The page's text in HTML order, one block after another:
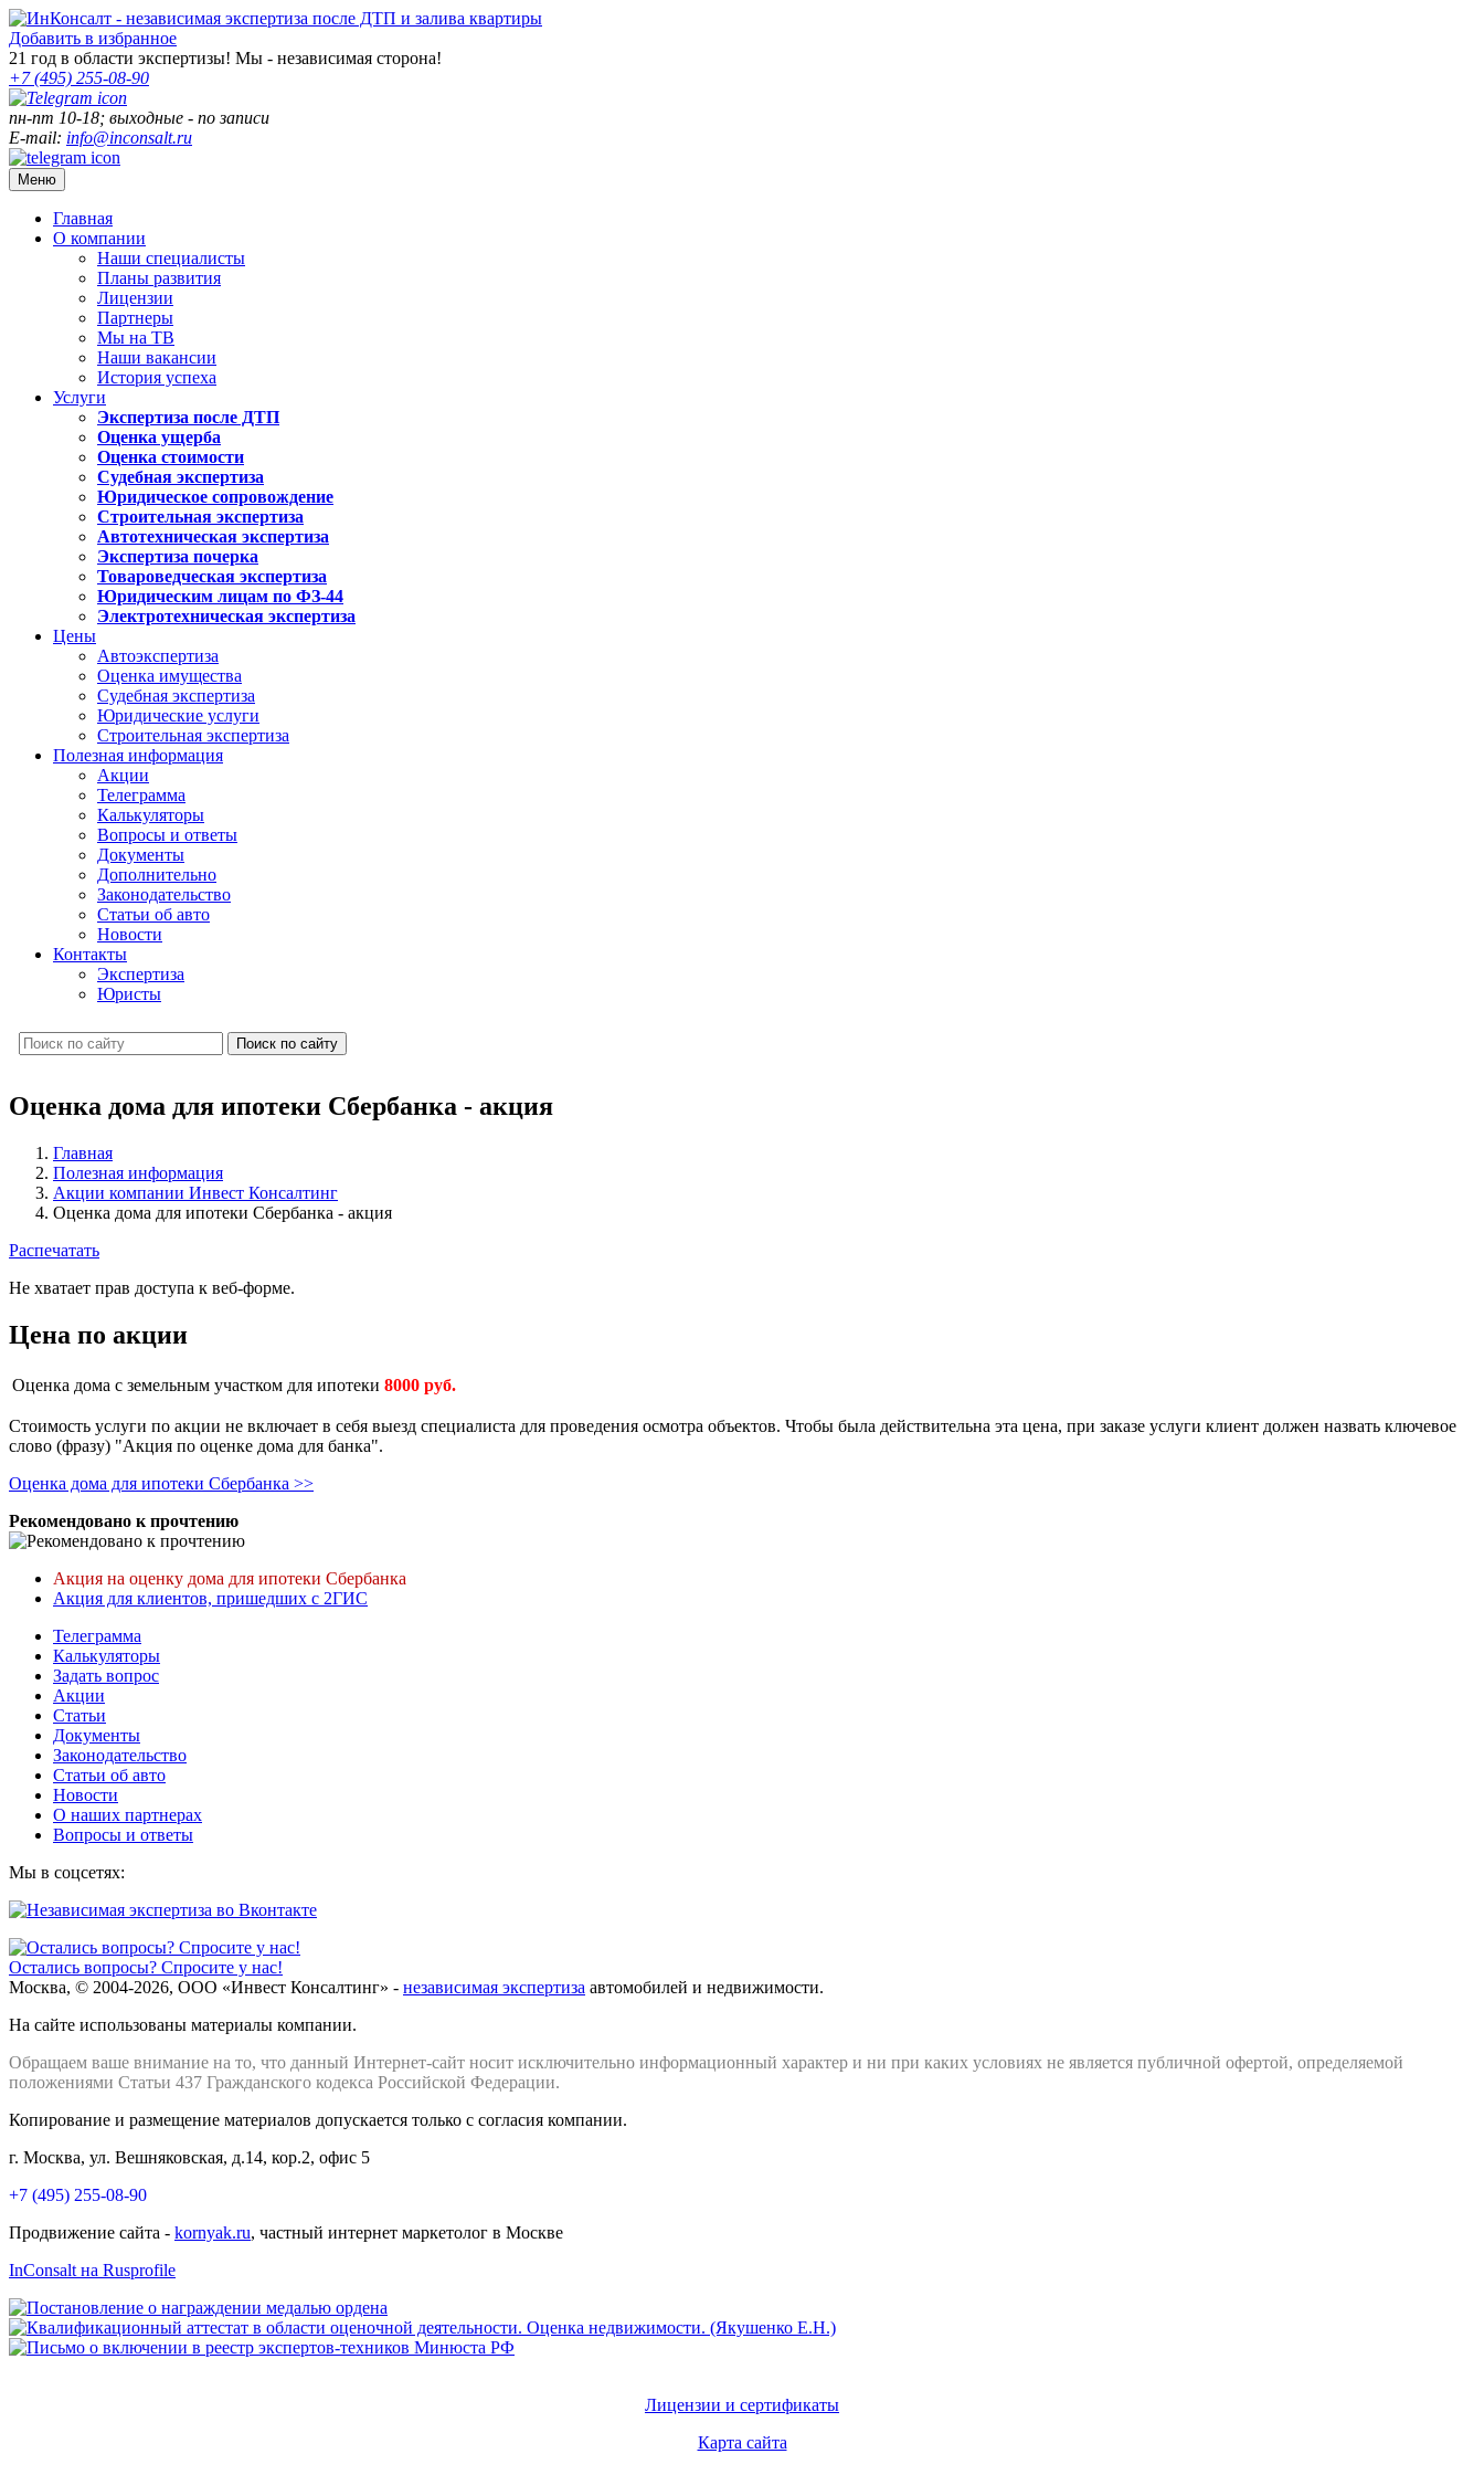
Добавить в избранное
21 год в области экспертизы! Мы - независимая сторона!
+7 (495) 255-08-90
пн-пт 10-18; выходные - по записи
E-mail: info@inconsalt.ru
Меню
Главная
О компании
Наши специалисты
Планы развития
Лицензии
Партнеры
Мы на ТВ
Наши вакансии
История успеха
Услуги
Экспертиза после ДТП
Оценка ущерба
Оценка стоимости
Судебная экспертиза
Юридическое сопровождение
Строительная экспертиза
Автотехническая экспертиза
Экспертиза почерка
Товароведческая экспертиза
Юридическим лицам по ФЗ-44
Электротехническая экспертиза
Цены
Автоэкспертиза
Оценка имущества
Судебная экспертиза
Юридические услуги
Строительная экспертиза
Полезная информация
Акции
Телеграмма
Калькуляторы
Вопросы и ответы
Документы
Дополнительно
Законодательство
Статьи об авто
Новости
Контакты
Экспертиза
Юристы
Поиск по сайту
Оценка дома для ипотеки Сбербанка - акция
Главная
Полезная информация
Акции компании Инвест Консалтинг
Оценка дома для ипотеки Сбербанка - акция
Распечатать
Не хватает прав доступа к веб-форме.
Цена по акции
Оценка дома с земельным участком для ипотеки 8000 руб.
Стоимость услуги по акции не включает в себя выезд специалиста для проведения осмотра объектов. Чтобы была действительна эта цена, при заказе услуги клиент должен назвать ключевое
слово (фразу) "Акция по оценке дома для банка".
Оценка дома для ипотеки Сбербанка >>
Рекомендовано к прочтению
Акция на оценку дома для ипотеки Сбербанка
Акция для клиентов, пришедших с 2ГИС
Телеграмма
Калькуляторы
Задать вопрос
Акции
Статьи
Документы
Законодательство
Статьи об авто
Новости
О наших партнерах
Вопросы и ответы
Мы в соцсетях:
Остались вопросы? Спросите у нас!
Москва, © 2004-2026, ООО «Инвест Консалтинг» - независимая экспертиза автомобилей и недвижимости.
На сайте использованы материалы компании.
Обращаем ваше внимание на то, что данный Интернет-сайт носит исключительно информационный характер и ни при каких условиях не является публичной офертой, определяемой
положениями Статьи 437 Гражданского кодекса Российской Федерации.
Копирование и размещение материалов допускается только с согласия компании.
г. Москва, ул. Вешняковская, д.14, кор.2, офис 5
+7 (495) 255-08-90
Продвижение сайта - kornyak.ru, частный интернет маркетолог в Москве
InConsalt на Rusprofile
Лицензии и сертификаты
Карта сайта